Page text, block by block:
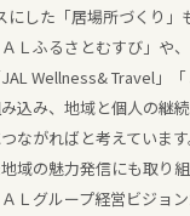
した「居場所づくり」
Ｌふるさとむすび」や
Wellness& Travel」
込み、地域と個人の継
ながればと考えていま
域の魅力発信にも取り組
Ｌグループ経営ビジョ